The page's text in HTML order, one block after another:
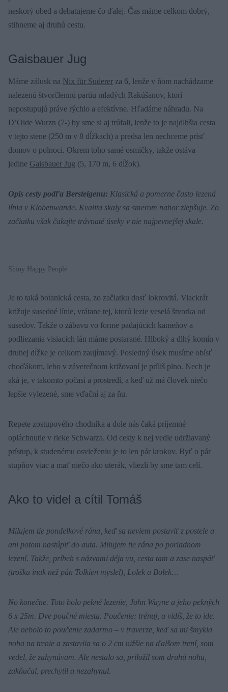
neskorý obed a debatujeme čo ďalej. Čas máme celkom dobrý,
stihneme aj druhú cestu.
Gaisbauer Jug
Máme zálusk na Nix für Suderer za 6, lenže v ňom nachádzame
nalezenú štvorčlennú partiu mladých Rakúšanov, ktorí
nepostupujú práve rýchlo a efektívne. Hľadáme náhradu. Na
D’Oide Wurzn (7-) by sme si aj trúfali, lenže to je najdlhšia cesta
v tejto stene (250 m v 8 dĺžkach) a predsa len nechceme prísť
domov o polnoci. Okrem toho samé osmičky, takže ostáva
jedine Gaisbauer Jug (5, 170 m, 6 dĺžok).
Opis cesty podľa Bersteigenu: Klasická a pomerne často lezená
línia v Klobenwande. Kvalita skaly sa smerom nahor zlepšuje. Zo
začiatku však čakajte trávnaté úseky v nie najpevnejšej skale.
Shiny Happy People
Je to taká botanická cesta, zo začiatku dosť lokrovitá. Viackrát
križuje susedné línie, vrátane tej, ktorú lezie veselá štvorka od
susedov. Takže o zábavu vo forme padajúcich kameňov a
podliezania visiacich lán máme postarané. Hlboký a dlhý komín v
druhej dĺžke je celkom zaujímavý. Posledný úsek musíme obísť
choďákom, lebo v záverečnom križovaní je príliš plno. Nech je
aká je, v takomto počasí a prostredí, a keď už má človek niečo
lepšie vylezené, sme vďační aj za ňu.
Repete zostupového chodníka a dole nás čaká príjemné
opláchnutie v rieke Schwarza. Od cesty k nej vedie udržiavaný
prístup, k studenému osvieženiu je to len pár krokov. Byť o pár
stupňov viac a mať niečo ako uterák, vliezli by sme tam celí.
Ako to videl a cítil Tomáš
Milujem tie pondelkové rána, keď sa neviem postaviť z postele a
ani potom nastúpiť do auta. Milujem tie rána po poriadnom
lezení. Takže, príbeh s názvami déja vu, cesta tam a zase naspäť
(trošku inak než pán Tolkien myslel), Lolek a Bolek…
No konečne. Toto bolo pekné lezenie, John Wayne a jeho pekných
6 x 25m. Dve poučné miesta. Poučenie: trénuj, a vidíš, že to ide.
Ale nebolo to poučenie zadarmo – v traverze, keď sa mi šmykla
noha na trenie a zastavila sa o 2 cm nižšie na ďalšom trení, som
vedel, že zahynúvam. Ale nestalo sa, priložil som druhú nohu,
zakňučal, prechytil a nezahynul.